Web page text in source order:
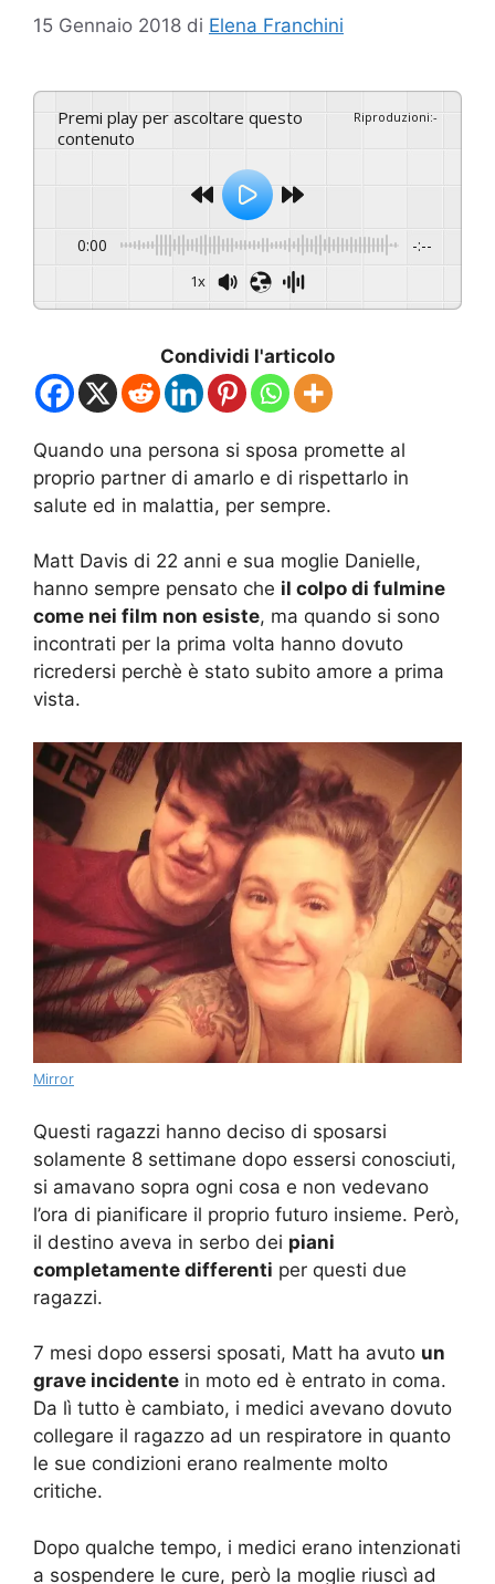
15 Gennaio 2018 di Elena Franchini
Premi play per ascoltare questo
contenuto
Riproduzioni:-
0:00 -:--
1x
Condividi l'articolo
Quando una persona si sposa promette al
proprio partner di amarlo e di rispettarlo in
salute ed in malattia, per sempre.
Matt Davis di 22 anni e sua moglie Danielle,
hanno sempre pensato che il colpo di fulmine
come nei film non esiste, ma quando si sono
incontrati per la prima volta hanno dovuto
ricredersi perchè è stato subito amore a prima
vista.
Mirror
Questi ragazzi hanno deciso di sposarsi
solamente 8 settimane dopo essersi conosciuti,
si amavano sopra ogni cosa e non vedevano
l’ora di pianificare il proprio futuro insieme. Però,
il destino aveva in serbo dei piani
completamente differenti per questi due
ragazzi.
7 mesi dopo essersi sposati, Matt ha avuto un
grave incidente in moto ed è entrato in coma.
Da lì tutto è cambiato, i medici avevano dovuto
collegare il ragazzo ad un respiratore in quanto
le sue condizioni erano realmente molto
critiche.
Dopo qualche tempo, i medici erano intenzionati
a sospendere le cure, però la moglie riuscì ad